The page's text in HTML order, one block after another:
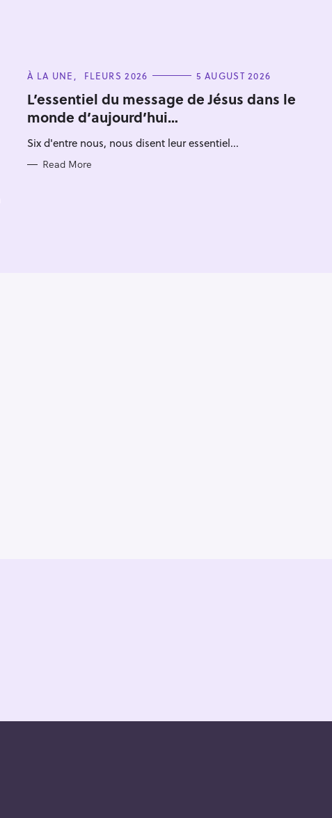
C
T
E
G
O
I
S
À LA UNE FLEURS 2026 5 AUGUST 2026
L’essentiel du message de Jésus dans le
monde d’aujourd’hui…
Six d'entre nous, nous disent leur essentiel...
Read More